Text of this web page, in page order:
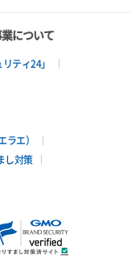
について
ティ24」
エ）
し対策